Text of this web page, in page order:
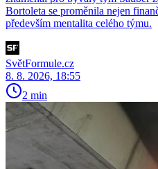
Bortoleta se proměnila nejen
především mentalita celého týmu.
SvětFormule.cz
8. 8. 2026, 18:55
2 min